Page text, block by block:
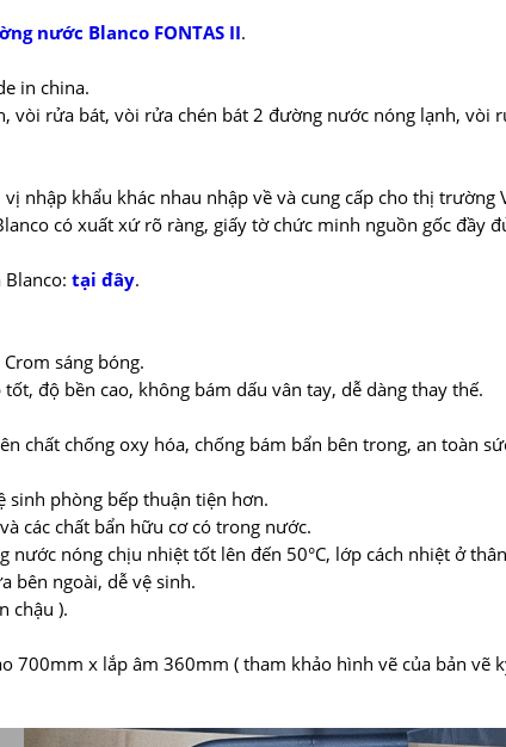
nước Blanco FONTAS II.
in china.
vòi rửa bát, vòi rửa chén bát 2 đường nước nóng lạnh, vòi
nhập khẩu khác nhau nhập về và cung cấp cho thị trường
có xuất xứ rõ ràng, giấy tờ chức minh nguồn gốc đầy
tại đây.
sáng bóng.
độ bền cao, không bám dấu vân tay, dễ dàng thay thế.
chất chống oxy hóa, chống bám bẩn bên trong, an toàn
sinh phòng bếp thuận tiện hơn.
các chất bẩn hữu cơ có trong nước.
nước nóng chịu nhiệt tốt lên đến 50°C, lớp cách nhiệt ở
bên ngoài, dễ vệ sinh.
chậu ).
700mm x lắp âm 360mm ( tham khảo hình vẽ của bản vẽ